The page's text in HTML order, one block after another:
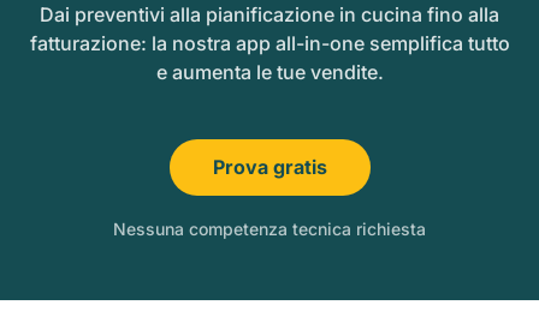
Dai preventivi alla pianificazione in cucina fino alla
fatturazione: la nostra app all-in-one semplifica tutto
e aumenta le tue vendite.
Prova gratis
Nessuna competenza tecnica richiesta